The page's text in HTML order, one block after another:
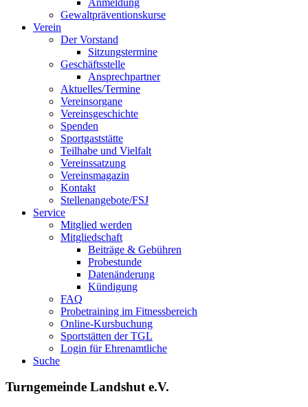
Gewaltpräventionskurse
Verein
Der Vorstand
Sitzungstermine
Geschäftsstelle
Ansprechpartner
Aktuelles/Termine
Vereinsorgane
Vereinsgeschichte
Spenden
Sportgaststätte
Teilhabe und Vielfalt
Vereinssatzung
Vereinsmagazin
Kontakt
Stellenangebote/FSJ
Service
Mitglied werden
Mitgliedschaft
Beiträge & Gebühren
Probestunde
Datenänderung
Kündigung
FAQ
Probetraining im Fitnessbereich
Online-Kursbuchung
Sportstätten der TGL
Login für Ehrenamtliche
Suche
Turngemeinde Landshut e.V.